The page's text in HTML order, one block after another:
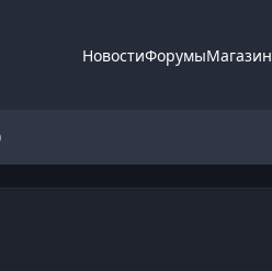
НовостиФорумыМагазин